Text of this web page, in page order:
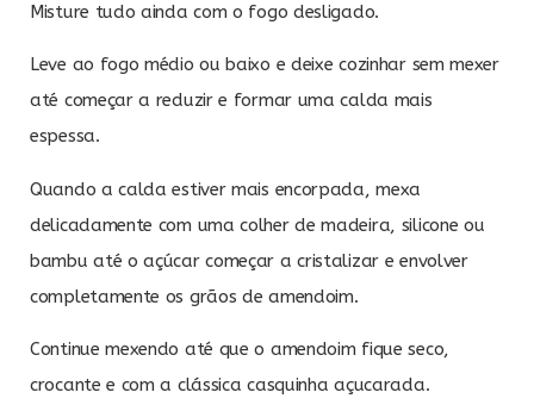
Misture tudo ainda com o fogo desligado.
Leve ao fogo médio ou baixo e deixe cozinhar sem mexer
até começar a reduzir e formar uma calda mais
espessa.
Quando a calda estiver mais encorpada, mexa
delicadamente com uma colher de madeira, silicone ou
bambu até o açúcar começar a cristalizar e envolver
completamente os grãos de amendoim.
Continue mexendo até que o amendoim fique seco,
crocante e com a clássica casquinha açucarada.